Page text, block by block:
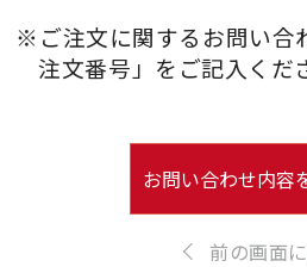
※ご注文に関するお問い合
注文番号」をご記入くだ
前の画面
お問い合わせ内容